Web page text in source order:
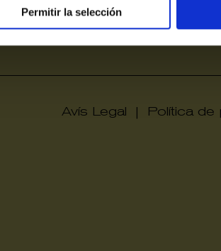
Permitir la selección
Avís Legal | Política de